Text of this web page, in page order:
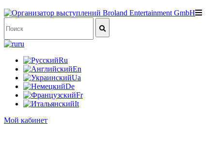
ru
Ru
En
Ua
De
Fr
It
Мой кабинет